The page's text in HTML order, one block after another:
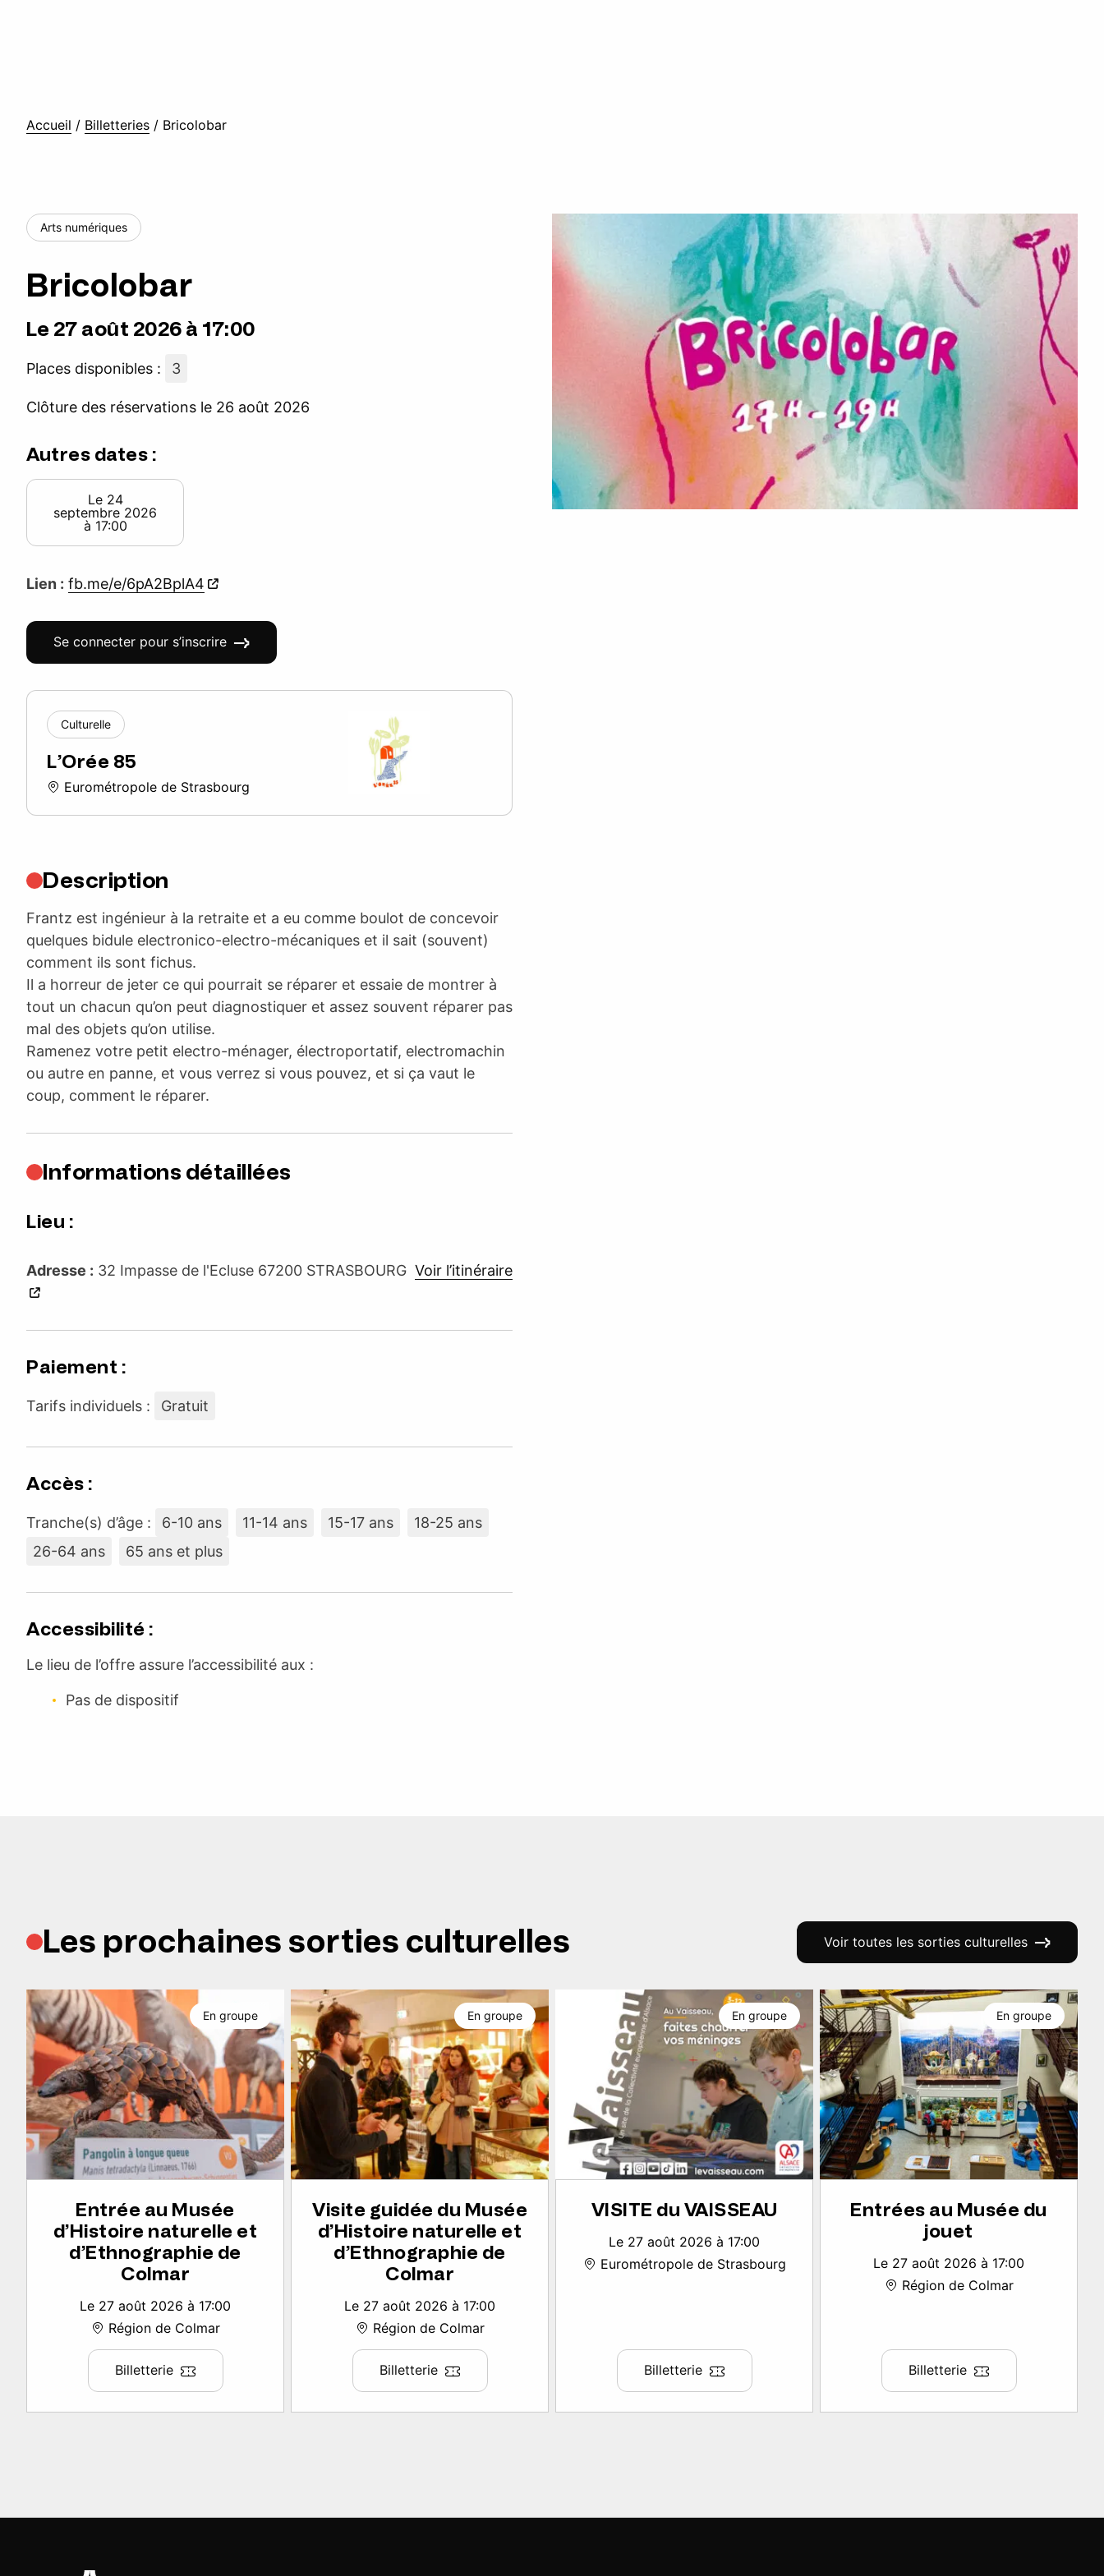
Accueil / Billetteries / Bricolobar
Arts numériques
Bricolobar
Le 27 août 2026 à 17:00
Places disponibles : 3
Clôture des réservations le 26 août 2026
Autres dates :
Le 24
septembre 2026
à 17:00
Lien : fb.me/e/6pA2BplA4
Se connecter pour s’inscrire
Culturelle
L’Orée 85
Eurométropole de Strasbourg
Description
Frantz est ingénieur à la retraite et a eu comme boulot de concevoir
quelques bidule electronico-electro-mécaniques et il sait (souvent)
comment ils sont fichus.
Il a horreur de jeter ce qui pourrait se réparer et essaie de montrer à
tout un chacun qu’on peut diagnostiquer et assez souvent réparer pas
mal des objets qu’on utilise.
Ramenez votre petit electro-ménager, électroportatif, electromachin
ou autre en panne, et vous verrez si vous pouvez, et si ça vaut le
coup, comment le réparer.
Informations détaillées
Lieu :
Adresse : 32 Impasse de l'Ecluse 67200 STRASBOURG Voir l’itinéraire
Paiement :
Tarifs individuels : Gratuit
Accès :
Tranche(s) d’âge : 6-10 ans 11-14 ans 15-17 ans
18-25 ans
26-64 ans
65 ans et plus
Accessibilité :
Le lieu de l’offre assure l’accessibilité aux :
Pas de dispositif
Les prochaines sorties culturelles Voir toutes les sorties culturelles
Entrée au Musée
d’Histoire naturelle et
d’Ethnographie de
Colmar
Le 27 août 2026 à 17:00
Région de Colmar
Billetterie
En groupe
Visite guidée du Musée
d’Histoire naturelle et
d’Ethnographie de
Colmar
Le 27 août 2026 à 17:00
Région de Colmar
Billetterie
En groupe
VISITE du VAISSEAU
Le 27 août 2026 à 17:00
Eurométropole de Strasbourg
Billetterie
En groupe
Entrées au Musée du
jouet
Le 27 août 2026 à 17:00
Région de Colmar
Billetterie
En groupe